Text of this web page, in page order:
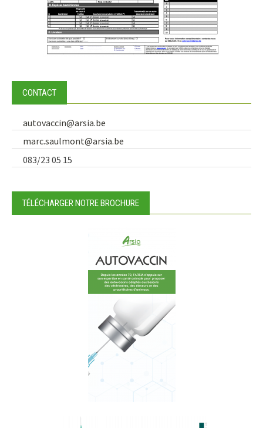
CONTACT
autovaccin@arsia.be
marc.saulmont@arsia.be
083/23 05 15
TÉLÉCHARGER NOTRE BROCHURE